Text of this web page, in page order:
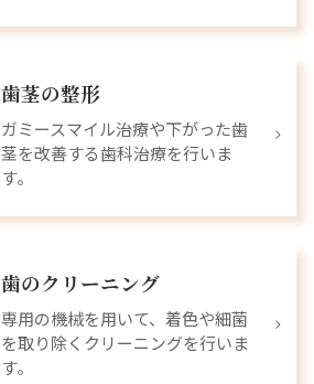
歯茎の整形
ガミースマイル治療や下がった歯
茎を改善する歯科治療を行いま
す。
歯のクリーニング
専用の機械を用いて、着色や細菌
を取り除くクリーニングを行いま
す。